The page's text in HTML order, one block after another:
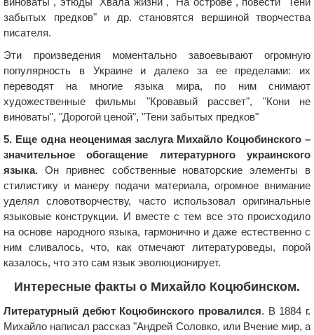
забытых предков" и др. становятся вершиной творчества
писателя.
Эти произведения моментально завоевывают огромную
популярность в Украине и далеко за ее пределами: их
переводят на многие языка мира, по ним снимают
художественные фильмы "Кровавый рассвет", "Кони не
виноваты", "Дорогой ценой", "Тени забытых предков"
5. Еще одна неоценимая заслуга Михайло Коцюбинского –
значительное обогащение литературного украинского
языка. Он привнес собственные новаторские элементы в
стилистику и манеру подачи материала, огромное внимание
уделял словотворчеству, часто использовал оригинальные
языковые конструкции. И вместе с тем все это происходило
на основе народного языка, гармонично и даже естественно с
ним сливалось, что, как отмечают литературоведы, порой
казалось, что это сам язык эволюционирует.
Интересные факты о Михайло Коцюбинском.
Литературный дебют Коцюбинского провалился. В 1884 г.
Михайло написал рассказ "Андрей Соловко, или Вчение мир, а